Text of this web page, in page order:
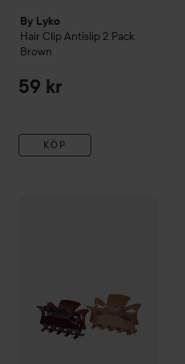
By Lyko
Hair ClipAntislip 2 Pack
Brown
59 kr
KÖP